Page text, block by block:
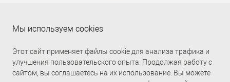
нанесения, время выдержки и
Особенности продукта:
Предсказуемый результат –
Прямая связь Profi Center
Мы используем cookies
Этот сайт применяет файлы cookie для анализа трафика и
улучшения пользовательского опыта. Продолжая работу с
сайтом, вы соглашаетесь на их использование. Вы можете